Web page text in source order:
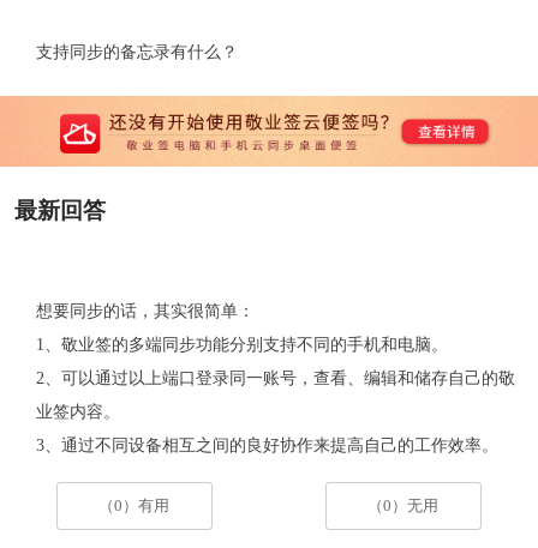
支持同步的备忘录有什么？
最新回答
想要同步的话，其实很简单：
1、敬业签的多端同步功能分别支持不同的手机和电脑。
2、可以通过以上端口登录同一账号，查看、编辑和储存自己的敬
业签内容。
3、通过不同设备相互之间的良好协作来提高自己的工作效率。
（0）有用 （0）无用